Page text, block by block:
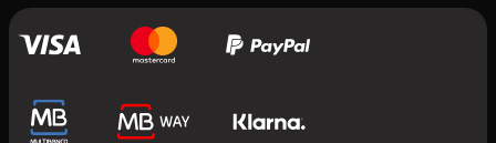
FAQ's
Contactos
A minha conta
Benefícios do programa